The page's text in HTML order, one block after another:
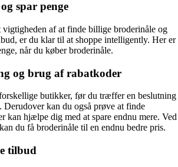
spar penge
af at finde billige broderinåle og
er du klar til at shoppe intelligently. Her er
når du køber broderinåle.
og brug af rabatkoder
butikker, før du træffer en beslutning
Derudover kan du også prøve at finde
kan hjælpe dig med at spare endnu mere. Ved
du få broderinåle til en endnu bedre pris.
tilbud